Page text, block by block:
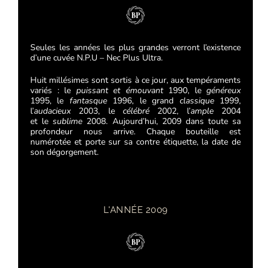
Seules les années les plus grandes verront l’existence
d’une cuvée N.P.U – Nec Plus Ultra.
Huit millésimes sont sortis à ce jour, aux tempéraments
variés : le puissant et émouvant1990, le généreux
1995, le fantasque1996, le grand classique1999,
l’audacieux 2003, le célébré 2002, l’ample2004
et lesublime 2008. Aujourd’hui, 2009 dans toute sa
profondeur nous arrive. Chaque bouteille est
numérotée et porte sur sa contre étiquette, la date de
son dégorgement.
L'ANNÉE 2009